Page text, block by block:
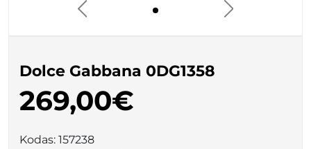
Dolce Gabbana 0DG1358
269,00€
Kodas: 157238